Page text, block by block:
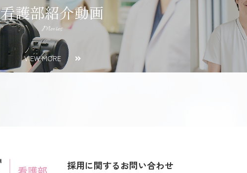
看護部紹介動画
Movies
VIEW MORE
採用に関するお問い合わせ